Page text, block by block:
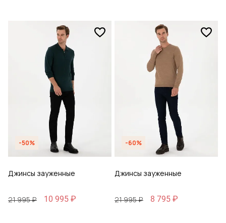
-50%
Джинсы зауженные
21 995 ₽ 10 995 ₽
-60%
Джинсы зауженные
21 995 ₽ 8 795 ₽